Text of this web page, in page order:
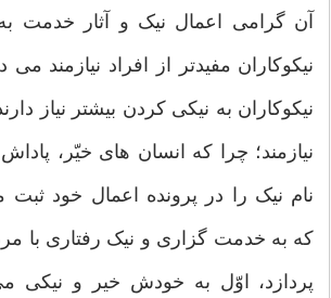
آن گرامی اعمال نیک و آثار خدمت
نیکوکاران مفیدتر از افراد نیازمند
نیکوکاران به نیکی کردن بیشتر نیاز
نیازمند؛ چرا که انسان های خیّر،
نام نیک را در پرونده اعمال خود
که به خدمت گزاری و نیک رفتاری با
پردازد، اوّل به خودش خیر و نیکی